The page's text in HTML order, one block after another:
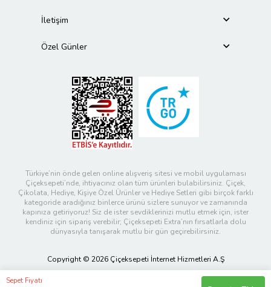
Sepet Fiyatı
İletişim
Özel Günler
Türkiye’nin önde gelen online alışveriş sitesi ve mobil uygulaması
Çiçeksepeti’nde, ihtiyacınız olan tüm ürünleri bulabilirsiniz. Çiçek,
Çikolata, Hediye, Kişiye Özel Ürünler ve Hediye Setleri gibi birçok farklı
kategoride aradığınız binlerce ürünü sizlere sunuyor ve zamanında
kapınıza getiriyoruz! Siz de ister sevdiklerinizi mutlu etmek için, ister
kendiniz için sipariş verebilir; Çiçeksepeti Extra’nın fırsatlarla dolu
dünyasıyla tanışarak mutlu bir gün geçirebilirsiniz.
Copyright © 2026 Çiçeksepeti İnternet Hizmetleri A.Ş